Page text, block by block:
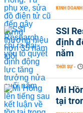
KINH DOANH
SSI
định
năm
THỜI SỰ -
Mi
tại